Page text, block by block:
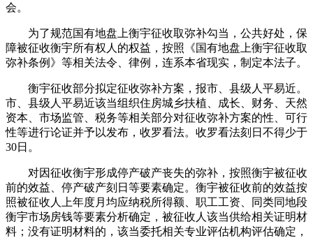
会。
为了规范国有地盘上衡宇征收取弥补勾当，公共好处，保
障被征收衡宇所有权人的权益，按照《国有地盘上衡宇征收取
弥补条例》等相关法令、律例，连系本省现实，制定本法子。
衡宇征收部分拟定征收弥补方案，报市、县级人平易近。
市、县级人平易近该当组织住房城乡扶植、成长、财务、天然
资本、市场监管、税务等相关部分对征收弥补方案的性、可行
性等进行论证并予以发布，收罗看法。收罗看法刻日不得少于
30日。
对因征收衡宇形成停产破产丧失的弥补，按照衡宇被征收
前的效益、停产破产刻日等要素确定。衡宇被征收前的效益按
照被征收人上年度月均应纳税所得额、职工工资、同类同地段
衡宇市场房钱等要素分析确定，被征收人该当供给相关证明材
料；没有证明材料的，该当委托相关专业评估机构评估确定，